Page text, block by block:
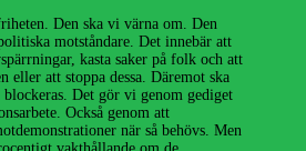
Den ska vi värna om. Den
motståndare. Det innebär att
kasta saker på folk och att
eller att stoppa dessa. Däremot ska
blockeras. Det gör vi genom gediget
Också genom att
när så behövs. Men